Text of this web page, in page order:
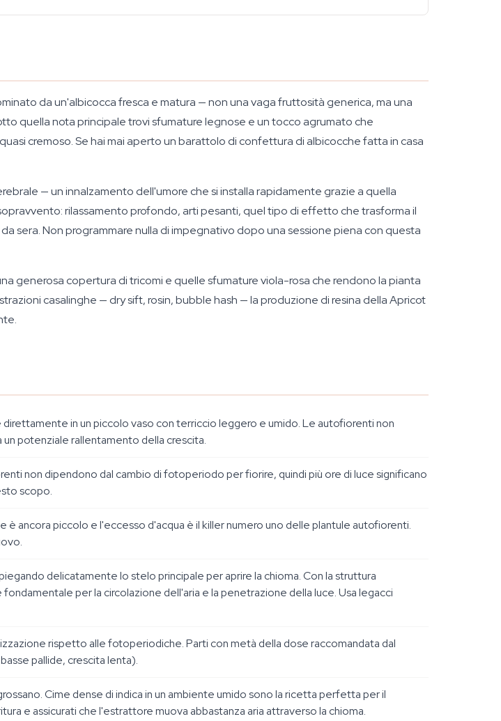
da un'albicocca fresca e matura — non una vaga fruttosità generica, ma una
quella nota principale trovi sfumature legnose e un tocco agrumato che
cremoso. Se hai mai aperto un barattolo di confettura di albicocche fatta in casa
— un innalzamento dell'umore che si installa rapidamente grazie a quella
rilassamento profondo, arti pesanti, quel tipo di effetto che trasforma il
sera. Non programmare nulla di impegnativo dopo una sessione piena con questa
generosa copertura di tricomi e quelle sfumature viola-rosa che rendono la pianta
casalinghe — dry sift, rosin, bubble hash — la produzione di resina della Apricot
in un piccolo vaso con terriccio leggero e umido. Le autofiorenti non
un potenziale rallentamento della crescita.
non dipendono dal cambio di fotoperiodo per fiorire, quindi più ore di luce significano
scopo.
ancora piccolo e l'eccesso d'acqua è il killer numero uno delle plantule autofiorenti.
delicatamente lo stelo principale per aprire la chioma. Con la struttura
per la circolazione dell'aria e la penetrazione della luce. Usa legacci
rispetto alle fotoperiodiche. Parti con metà della dose raccomandata dal
pallide, crescita lenta).
Cime dense di indica in un ambiente umido sono la ricetta perfetta per il
e assicurati che l'estrattore muova abbastanza aria attraverso la chioma.